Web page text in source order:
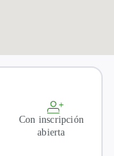
Con inscripción
abierta